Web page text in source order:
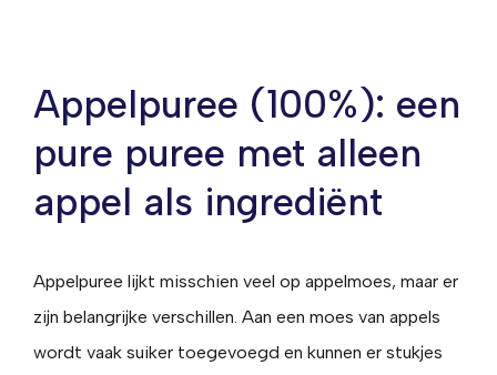
Appelpuree (100%): een
pure puree met alleen
appel als ingrediënt
Appelpuree lijkt misschien veel op appelmoes, maar er
zijn belangrijke verschillen. Aan een moes van appels
wordt vaak suiker toegevoegd en kunnen er stukjes